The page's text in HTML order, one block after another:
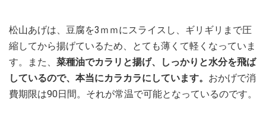
松山あげは、豆腐を3ｍｍにスライスし、ギリギリまで圧
縮してから揚げているため、とても薄くて軽くなっていま
す。また、 菜種油でカラリと揚げ、しっかりと水分を飛ば
しているので、本当にカラカラにしています。 おかげで消
費期限は90日間。それが常温で可能となっているのです。